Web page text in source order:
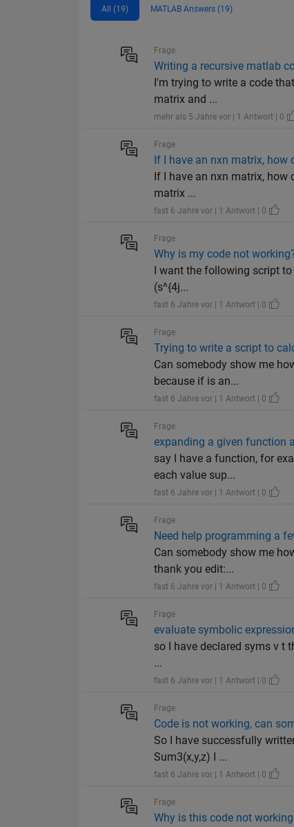
All (19) MATLAB Answers (19)
Frage
Writing a recursive matlab
I'm trying to write a code
matrix and ...
mehr als 5 Jahre vor | 1 Antwort | 0
Frage
If I have an nxn matrix,
If I have an nxn matrix,
matrix ...
fast 6 Jahre vor | 1 Antwort | 0
Frage
Why is my code not
I want the following script
(s^{4j...
fast 6 Jahre vor | 1 Antwort | 0
Frage
Trying to write a script to
Can somebody show me
because if is an...
fast 6 Jahre vor | 1 Antwort | 0
Frage
expanding a given function
say I have a function, for
each value sup...
fast 6 Jahre vor | 1 Antwort | 0
Frage
Need help programming a
Can somebody show me
thank you edit:...
fast 6 Jahre vor | 1 Antwort | 0
Frage
evaluate symbolic
so I have declared syms v t
...
fast 6 Jahre vor | 1 Antwort | 0
Frage
Code is not working, can
So I have successfully
Sum3(x,y,z) I ...
fast 6 Jahre vor | 1 Antwort | 0
Frage
Why is this code not